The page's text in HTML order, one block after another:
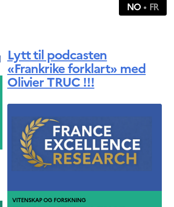
NO FR
Lytt til podcasten
«Frankrike forklart» med
Olivier TRUC !!!
VITENSKAP OG FORSKNING